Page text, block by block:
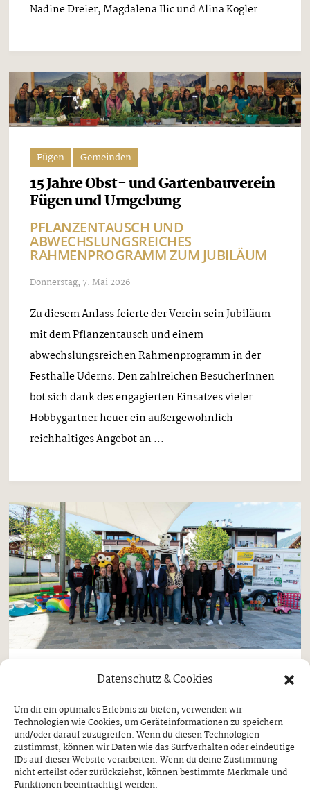
Datenschutz & Cookies
Um dir ein optimales Erlebnis zu bieten, verwenden wir
Technologien wie Cookies, um Geräteinformationen zu speichern
und/oder darauf zuzugreifen. Wenn du diesen Technologien
zustimmst, können wir Daten wie das Surfverhalten oder eindeutige
IDs auf dieser Website verarbeiten. Wenn du deine Zustimmung
nicht erteilst oder zurückziehst, können bestimmte Merkmale und
Funktionen beeinträchtigt werden.
Nadine Dreier, Magdalena Ilic und Alina Kogler ...
Fügen Gemeinden
15 Jahre Obst- und Gartenbauverein
Fügen und Umgebung
PFLANZENTAUSCH UND
ABWECHSLUNGSREICHES
RAHMENPROGRAMM ZUM JUBILÄUM
Donnerstag, 7. Mai 2026
Zu diesem Anlass feierte der Verein sein Jubiläum
mit dem Pflanzentausch und einem
abwechslungsreichen Rahmenprogramm in der
Festhalle Uderns. Den zahlreichen BesucherInnen
bot sich dank des engagierten Einsatzes vieler
Hobbygärtner heuer ein außergewöhnlich
reichhaltiges Angebot an ...
Gemeinden
Gemeinsam für die Kinder
SPIELMOBIL IN FÜGEN FEIERLICH
ÜBERGEBEN
Mittwoch, 29. April 2026